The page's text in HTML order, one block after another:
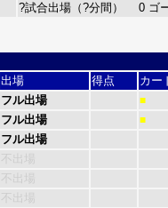
?試合出場（?分間） 0 ゴ
出場 得点 カー
フル出場 ■
フル出場 ■
フル出場
不出場
不出場
不出場